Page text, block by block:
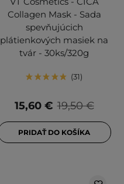
Collagen Mask - Sada
spevňujúcich
plátienkových masiek na
tvár - 30ks/320g
31
19,50 €
15,60 €
PRIDAŤ DO KOŠÍKA